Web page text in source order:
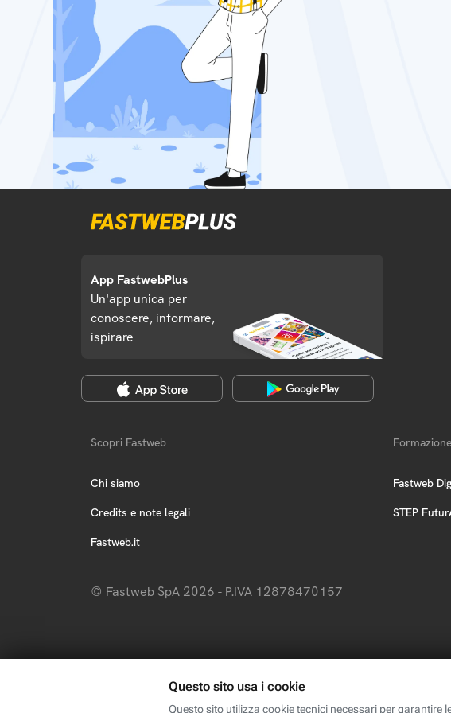
App FastwebPlus
Un'app unica per
conoscere, informare,
ispirare
Scopri Fastweb
Chi siamo
Credits e note legali
Fastweb.it
Formazione
Fastweb
STEP
© Fastweb SpA 2026 - P.IVA 12878470157